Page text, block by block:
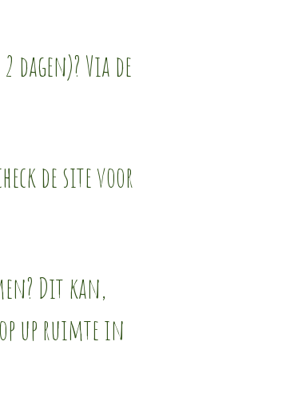
dagen)? Via de
de site voor
Dit kan,
up ruimte in